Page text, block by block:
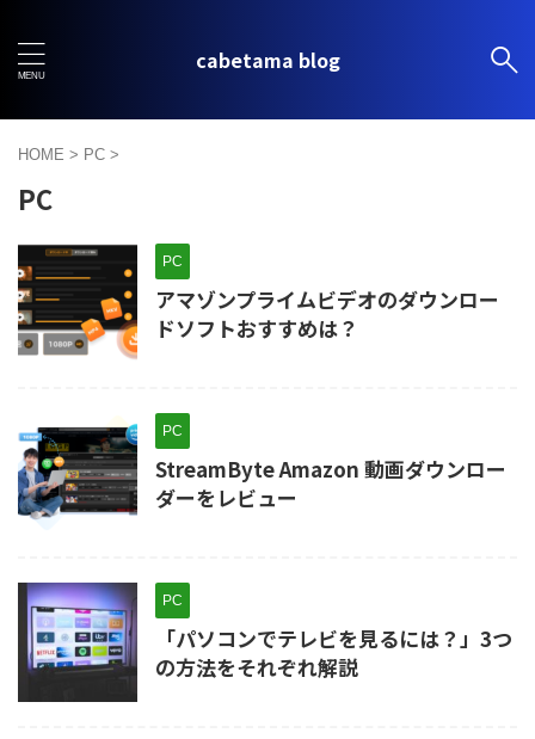
cabetama blog
HOME > PC >
PC
PC
アマゾンプライムビデオのダウンロー
ドソフトおすすめは？
PC
StreamByte Amazon 動画ダウンロー
ダーをレビュー
PC
「パソコンでテレビを見るには？」3つ
の方法をそれぞれ解説